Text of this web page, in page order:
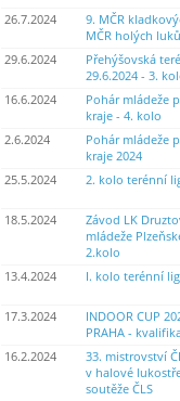
26.7.2024
9. MČR
MČR holých
29.6.2024
Přehýšovská
29.6.2024 - 3.
16.6.2024
Pohár mládeže
kraje - 4. kolo
2.6.2024
Pohár mládeže
kraje 2024
25.5.2024 2. kolo terénní
18.5.2024
Závod LK
mládeže
2.kolo
13.4.2024 I. kolo terénní
17.3.2024
INDOOR CUP
PRAHA -
16.2.2024
33. mistrovství
v halové
soutěže ČLS